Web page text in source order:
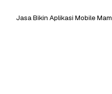
Jasa Bikin Aplikasi Mobile